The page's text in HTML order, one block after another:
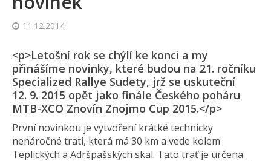
11.12.2014
<p>Letošní rok se chýlí ke konci a my
přinášíme novinky, které budou na 21. ročníku
Specialized Rallye Sudety, jrž se uskuteční
12. 9. 2015 opět jako finále Českého poháru
MTB-XCO Znovín Znojmo Cup 2015.</p>
První novinkou je vytvoření krátké technicky
nenáročné trati, která má 30 km a vede kolem
Teplických a Adršpašských skal. Tato trať je určena